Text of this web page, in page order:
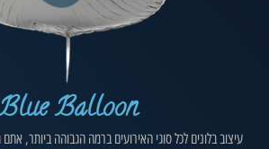
Balloon
עיצוב בלונים לכל סוגי האירועים ברמה הגבוהה ביותר, אתם